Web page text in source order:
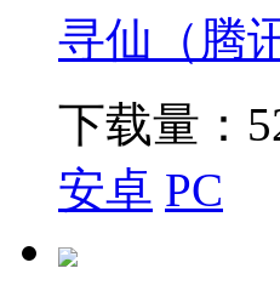
寻仙（腾
下载量：
安卓 PC